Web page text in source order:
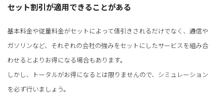
セット割引が適用できることがある
基本料金や従量料金がセットによって値引きされるだけでなく、通信や
ガソリンなど、それぞれの会社の強みをセットにしたサービスを組み合
わせるとよりお得になる場合もあります。
しかし、トータルがお得になるとは限りませんので、シミュレーション
を必ず行いましょう。